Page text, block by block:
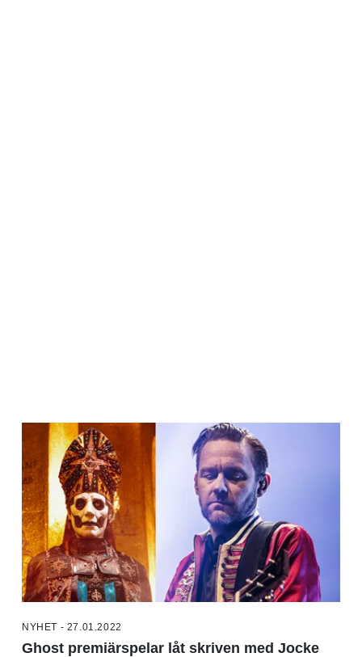
NYHET - 27.01.2022
Ghost premiärspelar låt skriven med Jocke